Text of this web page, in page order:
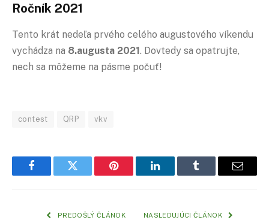
Ročník 2021
Tento krát nedeľa prvého celého augustového víkendu
vychádza na 8.augusta 2021. Dovtedy sa opatrujte,
nech sa môžeme na pásme počuť!
contest QRP vkv
FacebookTwitter Pinterest LinkedInTumblr Email
PREDOŠLÝ ČLÁNOK NASLEDUJÚCI ČLÁNOK